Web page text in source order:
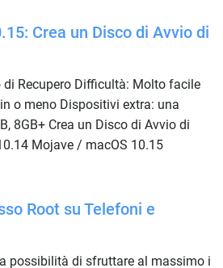
Crea un Disco di Avvio di
di Recupero Difficultà: Molto facile
o meno Dispositivi extra: una
8GB+ Crea un Disco di Avvio di
Mojave / macOS 10.15
Root su Telefoni e
possibilità di sfruttare al massimo i